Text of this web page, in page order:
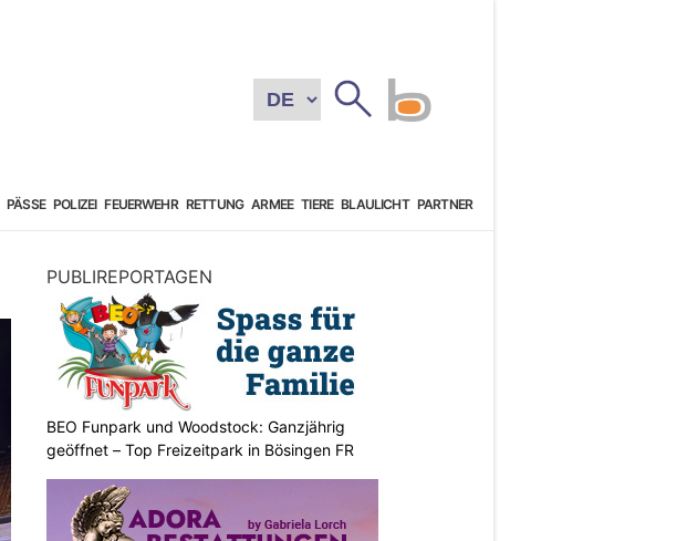
PÄSSE POLIZEI FEUERWEHR RETTUNG ARMEE TIERE BLAULICHT PARTNER
PUBLIREPORTAGEN
BEO Funpark und Woodstock: Ganzjährig
geöffnet – Top Freizeitpark in Bösingen FR